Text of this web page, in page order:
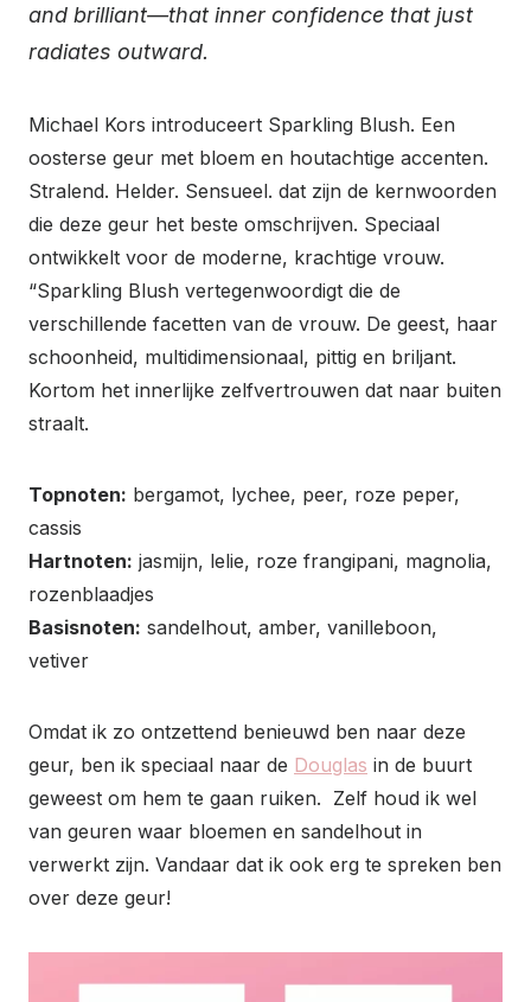
and brilliant—that inner confidence that just
radiates outward.
Michael Kors introduceert Sparkling Blush. Een
oosterse geur met bloem en houtachtige accenten.
Stralend. Helder. Sensueel. dat zijn de kernwoorden
die deze geur het beste omschrijven. Speciaal
ontwikkelt voor de moderne, krachtige vrouw.
“Sparkling Blush vertegenwoordigt die de
verschillende facetten van de vrouw. De geest, haar
schoonheid, multidimensionaal, pittig en briljant.
Kortom het innerlijke zelfvertrouwen dat naar buiten
straalt.
Topnoten: bergamot, lychee, peer, roze peper,
cassis
Hartnoten: jasmijn, lelie, roze frangipani, magnolia,
rozenblaadjes
Basisnoten: sandelhout, amber, vanilleboon,
vetiver
Omdat ik zo ontzettend benieuwd ben naar deze
geur, ben ik speciaal naar de Douglas in de buurt
geweest om hem te gaan ruiken. Zelf houd ik wel
van geuren waar bloemen en sandelhout in
verwerkt zijn. Vandaar dat ik ook erg te spreken ben
over deze geur!